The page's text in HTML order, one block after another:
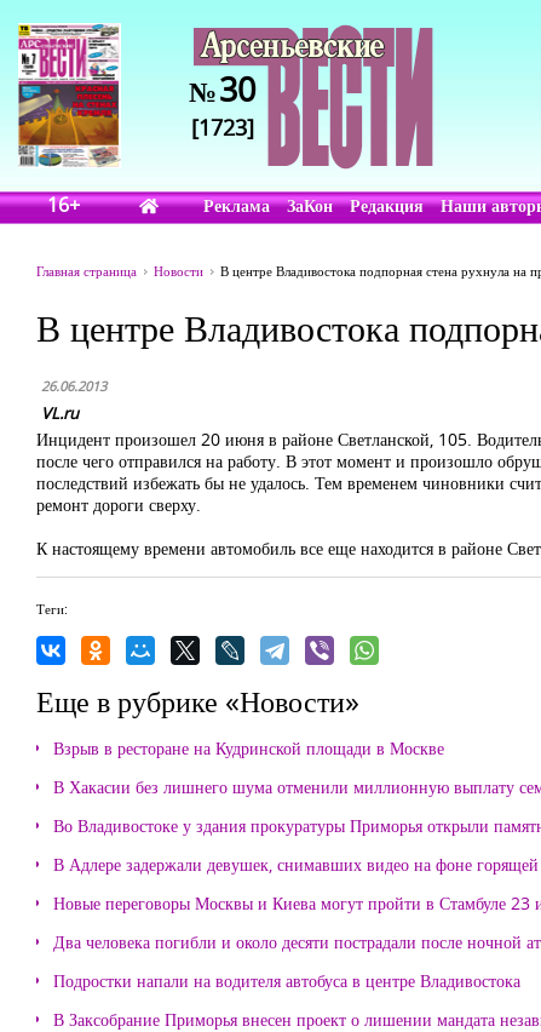
№30
[1723]
16+ Реклама ЗаКон Редакция Наши
Главная страница Новости В центре Владивостока подпорная стена рухнула на
В центре Владивостока
26.06.2013
VL.ru
Инцидент произошел 20 июня в районе Светланской, 105.
после чего отправился на работу. В этот момент и произошло
последствий избежать бы не удалось. Тем временем чиновники
ремонт дороги сверху.
К настоящему времени автомобиль все еще находится в районе
Теги:
Еще в рубрике «Новости»
Взрыв в ресторане на Кудринской площади в Москве
В Хакасии без лишнего шума отменили миллионную выплату
Во Владивостоке у здания прокуратуры Приморья открыли
В Адлере задержали девушек, снимавших видео на фоне
Новые переговоры Москвы и Киева могут пройти в Стамбуле 23
Два человека погибли и около десяти пострадали после ночной
Подростки напали на водителя автобуса в центре Владивостока
В Заксобрание Приморья внесен проект о лишении мандата